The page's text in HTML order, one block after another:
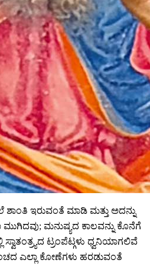
ಶಾಂತಿ ಇರುವಂತೆ ಮಾಡಿ ಮತ್ತು ಅದನ್ನು
ಮುಗಿದವು; ಮನುಷ್ಯದ ಕಾಲವನ್ನು ಕೊನೆಗೆ
ಟ್ರಂಪೆಟ್ಗಳು ಧ್ವನಿಯಾಗಲಿವೆ
ಎಲ್ಲಾ ಕೋಣೆಗಳು ಹರಡುವಂತೆ